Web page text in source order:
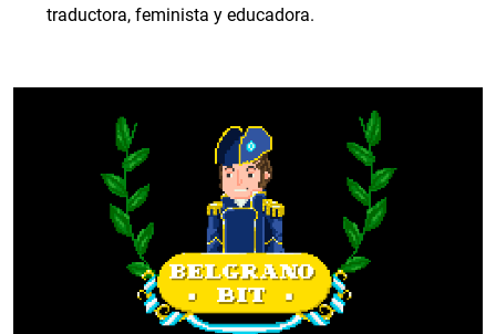
traductora, feminista y educadora.